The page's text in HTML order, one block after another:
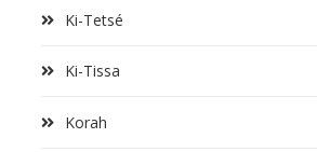
Ki-Tetsé
Ki-Tissa
Korah